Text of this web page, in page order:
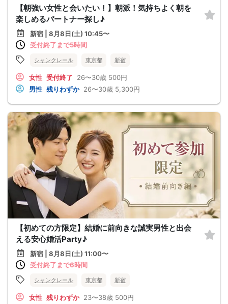
【朝強い女性と会いたい！】朝派！気持ちよく朝を
楽しめるパートナー探し♪
新宿 | 8月8日(土) 10:45〜
受付終了まで5時間
シャンクレール 東京都 新宿
女性 受付終了 26〜30歳 500円
男性 残りわずか 26〜30歳 5,300円
【初めての方限定】結婚に前向きな誠実男性と出会
える安心婚活Party♪
新宿 | 8月8日(土) 11:00〜
受付終了まで6時間
シャンクレール 東京都 新宿
女性 残りわずか 23〜38歳 500円